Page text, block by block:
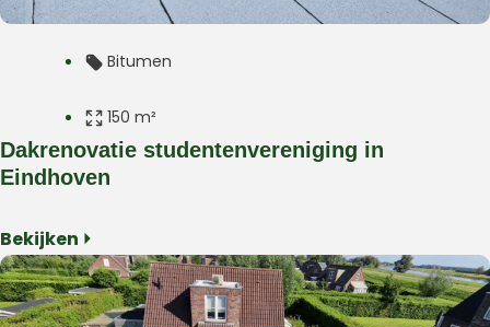
Bitumen
150 m²
Plat dak
Eindhoven
Dakrenovatie studentenvereniging in
Eindhoven
Bekijken ⏵